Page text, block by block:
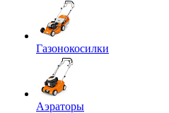
Газонокосилки
Аэраторы